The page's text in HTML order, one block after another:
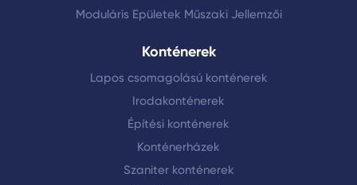
Moduláris Epületek Műszaki Jellemzői
Konténerek
Lapos csomagolású konténerek
Irodakonténerek
Építési konténerek
Konténerházek
Szaniter konténerek